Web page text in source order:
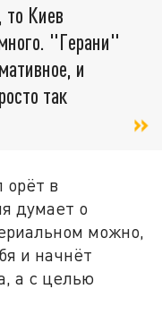
то Киев
"Герани"
и
так
орёт в
думает о
можно,
и начнёт
а с целью